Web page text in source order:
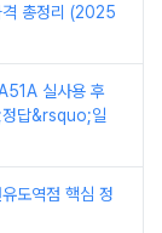
격 총정리 (2025
실사용 후
정답&rsquo;일
도역점 핵심 정